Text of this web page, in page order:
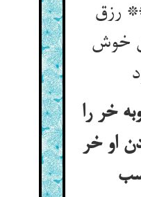
رزق
خوش
خر را
او خر